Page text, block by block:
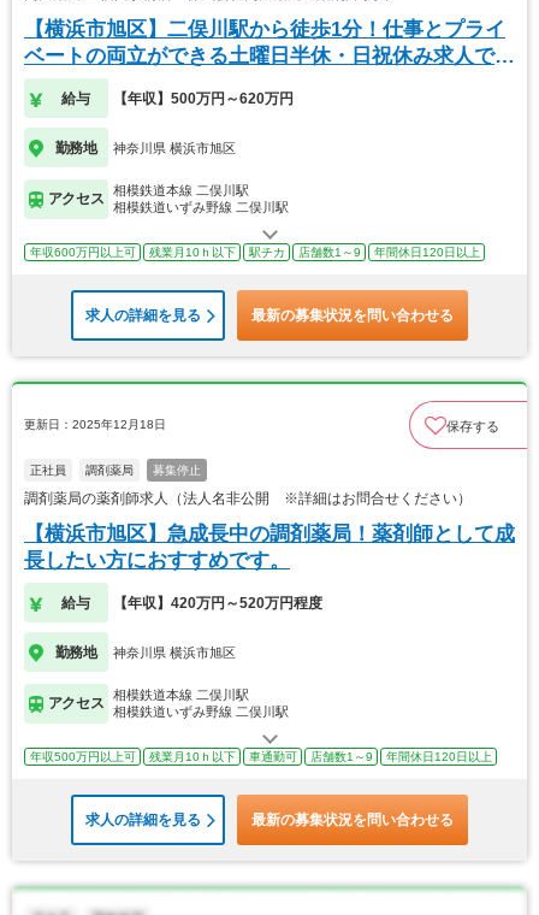
【横浜市旭区】二俣川駅から徒歩1分！仕事とプライ
ベートの両立ができる土曜日半休・日祝休み求人で
す。
給与 【年収】500万円～620万円
勤務地 神奈川県 横浜市旭区
アクセス
相模鉄道本線 二俣川駅
相模鉄道いずみ野線 二俣川駅
年収600万円以上可 残業月10ｈ以下 駅チカ 店舗数1～9 年間休日120日以上
求人の詳細を見る 最新の募集状況を問い合わせる
更新日：2025年12月18日 保存する
正社員 調剤薬局 募集停止
調剤薬局の薬剤師求人（法人名非公開 ※詳細はお問合せください）
【横浜市旭区】急成長中の調剤薬局！薬剤師として成
長したい方におすすめです。
給与 【年収】420万円～520万円程度
勤務地 神奈川県 横浜市旭区
アクセス
相模鉄道本線 二俣川駅
相模鉄道いずみ野線 二俣川駅
年収500万円以上可 残業月10ｈ以下 車通勤可 店舗数1～9 年間休日120日以上
求人の詳細を見る 最新の募集状況を問い合わせる